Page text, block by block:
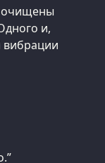
очищены
и,
вибрации